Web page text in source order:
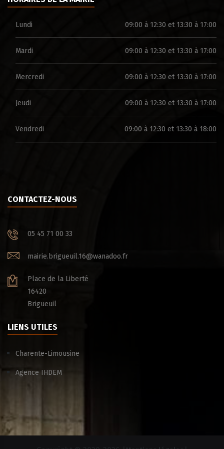
Lundi 09:00 à 12:30 et 13:30 à 17:00
Mardi 09:00 à 12:30 et 13:30 à 17:00
Mercredi 09:00 à 12:30 et 13:30 à 17:00
Jeudi 09:00 à 12:30 et 13:30 à 17:00
Vendredi 09:00 à 12:30 et 13:30 à 18:00
CONTACTEZ-NOUS
05 45 71 00 33
mairie.brigueuil.16@wanadoo.fr
Place de la Liberté
16420
Brigueuil
LIENS UTILES
Charente-Limousine
Agence IHDEM